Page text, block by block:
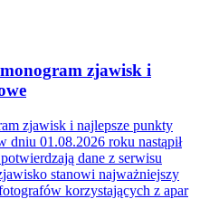
zjawisk i
zjawisk i najlepsze punkty
dniu 01.08.2026 roku nastąpił
dane z serwisu
stanowi najważniejszy
korzystających z apar